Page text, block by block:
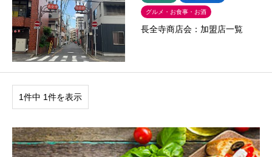
グルメ・お食事・お酒
長全寺商店会：加盟店一覧
1件中 1件を表示